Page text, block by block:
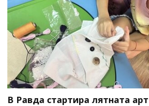
В Равда стартира лятната арт